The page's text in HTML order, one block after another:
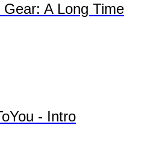
A Long Time
- Intro